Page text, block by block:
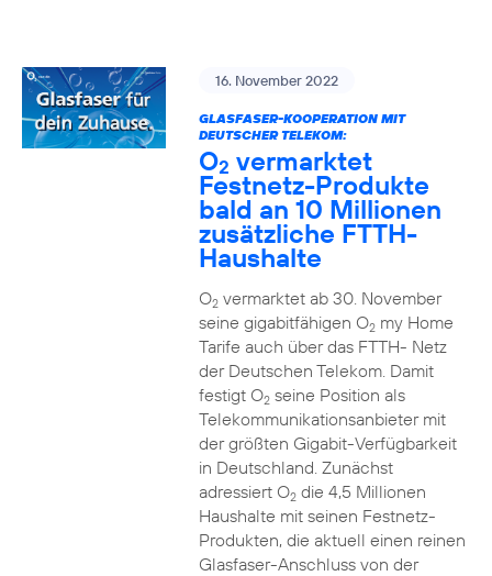
16. November 2022
GLASFASER-KOOPERATION MIT
DEUTSCHER TELEKOM:
O2 vermarktet
Festnetz-Produkte
bald an 10 Millionen
zusätzliche FTTH-
Haushalte
O2vermarktet ab 30. November
seine gigabitfähigen O2my Home
Tarife auch über das FTTH- Netz
der Deutschen Telekom. Damit
festigt O2seine Position als
Telekommunikationsanbieter mit
der größten Gigabit-Verfügbarkeit
in Deutschland. Zunächst
adressiert O2die 4,5 Millionen
Haushalte mit seinen Festnetz-
Produkten, die aktuell einen reinen
Glasfaser-Anschluss von der